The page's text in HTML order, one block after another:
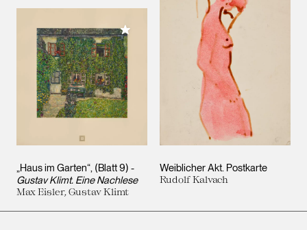
„Haus im Garten“, (Blatt 9) -
Gustav Klimt. Eine Nachlese
Max Eisler, Gustav Klimt
Meiner Sammlung hinzufügen
Weiblicher Akt. Postkarte
Rudolf Kalvach